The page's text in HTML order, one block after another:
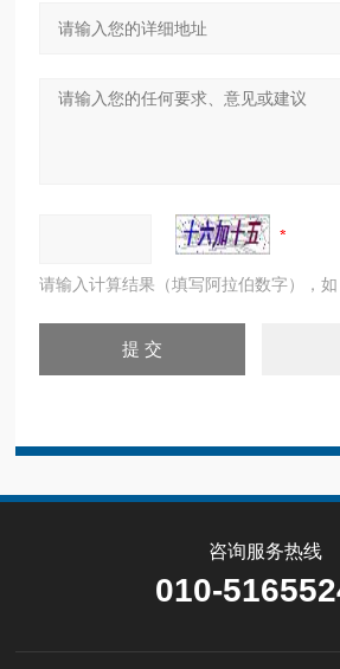
请输入计算结果（填写阿拉伯数字），
咨询服务热线
010-